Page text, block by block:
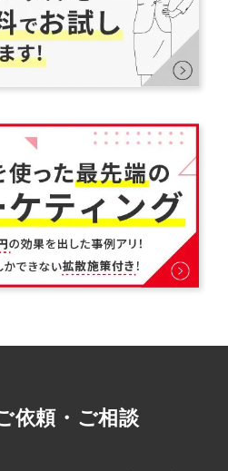
依頼・ご相談